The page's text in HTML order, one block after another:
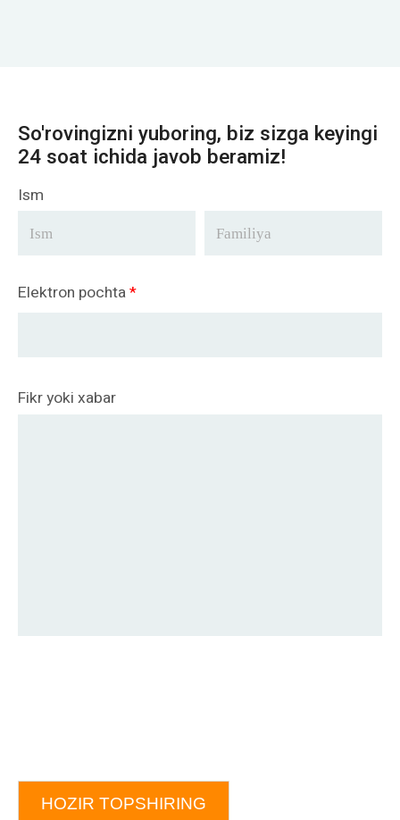
So'rovingizni yuboring, biz sizga keyingi
24 soat ichida javob beramiz!
Ism
Elektron pochta*
Fikr yoki xabar
HOZIR TOPSHIRING